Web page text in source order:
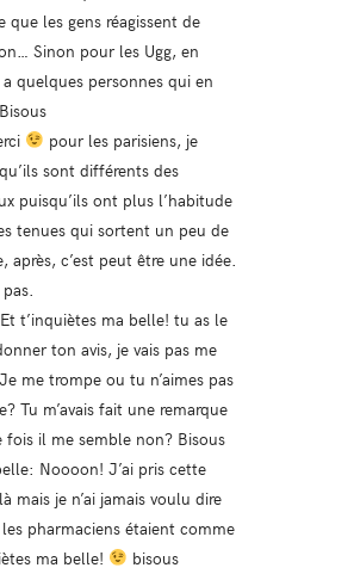
que les gens réagissent de
Sinon pour les Ugg, en
quelques personnes qui en
pour les parisiens, je
sont différents des
puisqu’ils ont plus l’habitude
tenues qui sortent un peu de
après, c’est peut être une idée.
t’inquiètes ma belle! tu as le
ton avis, je vais pas me
Je me trompe ou tu n’aimes pas
Tu m’avais fait une remarque
fois il me semble non? Bisous
Noooon! J’ai pris cette
mais je n’ai jamais voulu dire
pharmaciens étaient comme
ma belle!
bisous